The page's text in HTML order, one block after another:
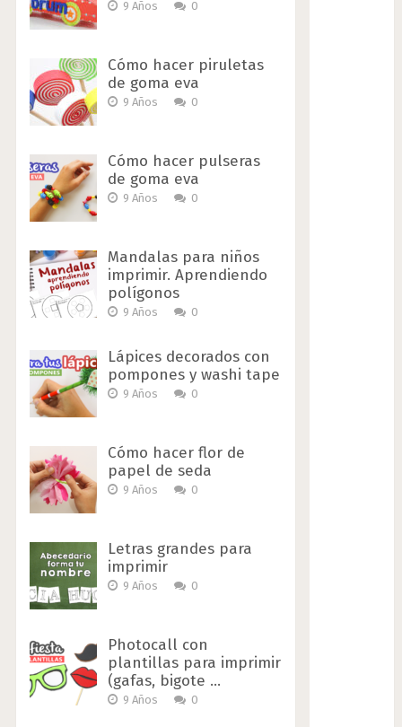
9 Años 0
Cómo hacer piruletas
de goma eva
9 Años 0
Cómo hacer pulseras
de goma eva
9 Años 0
Mandalas para niños
imprimir. Aprendiendo
polígonos
9 Años 0
Lápices decorados con
pompones y washi tape
9 Años 0
Cómo hacer flor de
papel de seda
9 Años 0
Letras grandes para
imprimir
9 Años 0
Photocall con
plantillas para imprimir
(gafas, bigote …
9 Años 0